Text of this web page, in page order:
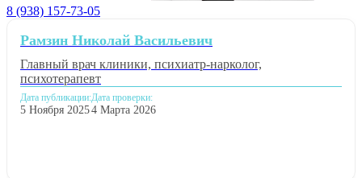
8 (938) 157-73-05
Рамзин Николай Васильевич
Главный врач клиники, психиатр-нарколог,
психотерапевт
Дата публикации:
5 Ноября 2025
Дата проверки:
4 Марта 2026